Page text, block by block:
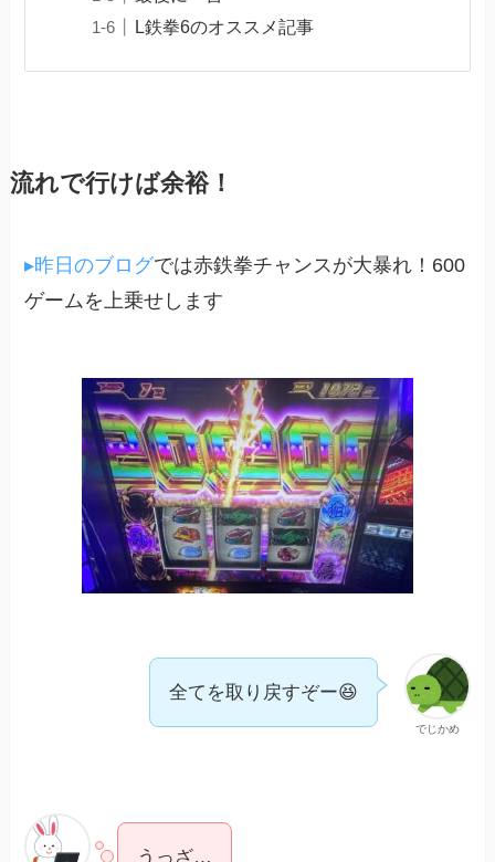
L鉄拳6のオススメ記事
流れで行けば余裕！
▸昨日のブログでは赤鉄拳チャンスが大暴れ！600
ゲームを上乗せします
でじかめ
全てを取り戻すぞー😆
うっざ…